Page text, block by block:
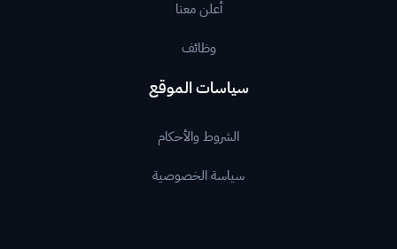
أعلن معنا
وظائف
سياسات الموقع
الشروط والأحكام
سياسة الخصوصية